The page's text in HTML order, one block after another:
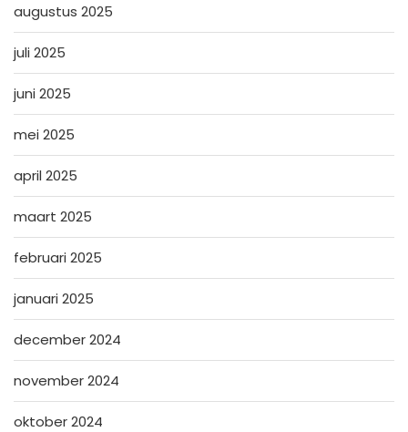
augustus 2025
juli 2025
juni 2025
mei 2025
april 2025
maart 2025
februari 2025
januari 2025
december 2024
november 2024
oktober 2024